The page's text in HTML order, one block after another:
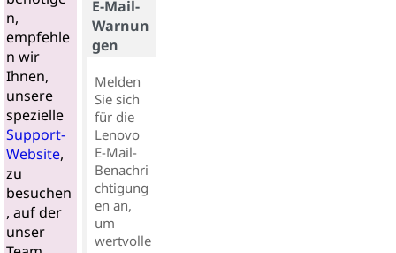
n,
empfehle
n wir
Ihnen,
unsere
spezielle
Support-
Website,
zu
besuchen
, auf der
unser
E-Mail-
Warnun
gen
Melden
Sie sich
für die
Lenovo
E-Mail-
Benachri
chtigung
en an,
um
wertvolle